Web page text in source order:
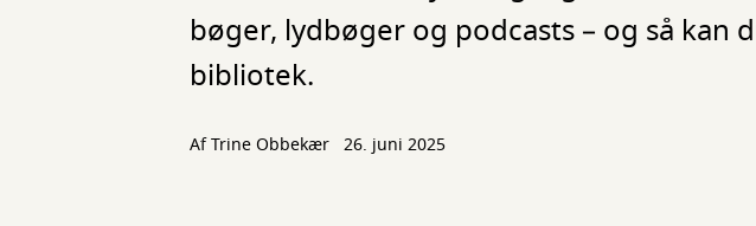
bøger, lydbøger og podcasts – og så kan
bibliotek.
AfTrine Obbekær 26. juni 2025